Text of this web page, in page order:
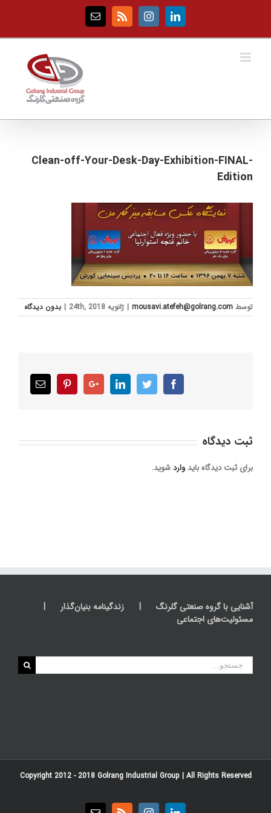
LinkedIn
Instagram
Rss
Email
Clean-off-Your-Desk-Day-Exhibition-FINAL-
Edition
توسط mousavi.atefeh@golrang.com
| ژانویه 24th, 2018 | بدون ديدگاه
Facebook
Twitter
LinkedIn
Google+
Pinterest
Email
ثبت ديدگاه
برای ثبت دیدگاه باید واردشوید.
آشنایی با گروه صنعتی گلرنگ
زندگینامه بنیان‌گذار
مسئولیت‌های اجتماعی
جستجو
برای:
Copyright 2012 - 2018 Golrang Industrial Group| All Rights Reserved